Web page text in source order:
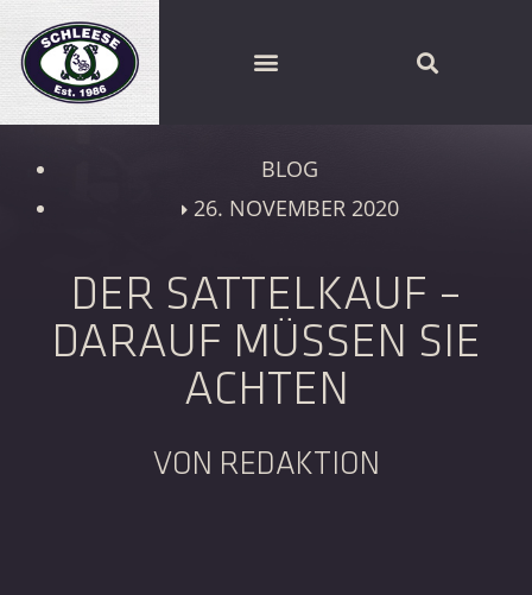
BLOG
26. NOVEMBER 2020
DER SATTELKAUF –
DARAUF MÜSSEN SIE
ACHTEN
VON REDAKTION